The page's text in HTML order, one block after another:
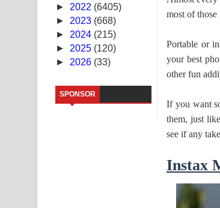
Saddeta Denna Song Lyrics -
Kaalaya Song Lyrics - කාලය ගීතයේ
Aramuna Song Lyrics - අරමුණ
Sandata Duka Hithila Song Lyrics
Sihina Song Lyrics - සිහින ගීතයේ
Father Song Lyrics - ෆාදර් ගීතයේ පද
Ahimi Wimai Himi Song Lyrics -
► 2022 (6405)
► 2023 (668)
► 2024 (215)
► 2025 (120)
► 2026 (33)
SPONSOR
most of those
Portable or
your best
other fun
If you want
them, just
see if any
Instax